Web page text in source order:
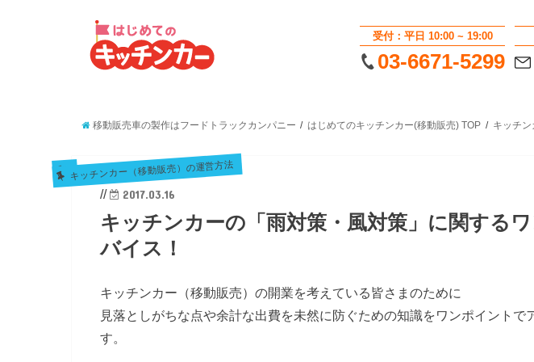
受付：平日 10:00 ~ 19:00
03-6671-5299
移動販売車の製作はフードトラックカンパニー はじめてのキッチンカー(移動販売) TOP キッチ
//
キッチンカー（移動販売）の運営方法
2017.03.16
キッチンカーの「雨対策・風対策」に関する
バイス！
キッチンカー（移動販売）の開業を考えている皆さまのために
見落としがちな点や余計な出費を未然に防ぐための知識をワンポイントで
す。